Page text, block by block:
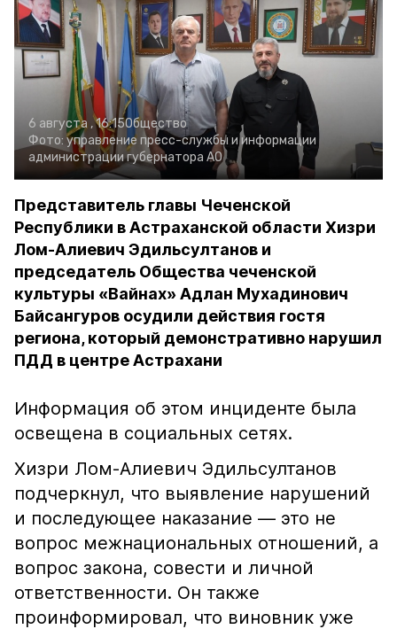
6 августа , 16:15Общество
Фото: управление пресс-службы и информации
администрации губернатора АО
Представитель главы Чеченской
Республики в Астраханской области Хизри
Лом-Алиевич Эдильсултанов и
председатель Общества чеченской
культуры «Вайнах» Адлан Мухадинович
Байсангуров осудили действия гостя
региона, который демонстративно нарушил
ПДД в центре Астрахани
Информация об этом инциденте была
освещена в социальных сетях.
Хизри Лом-Алиевич Эдильсултанов
подчеркнул, что выявление нарушений
и последующее наказание — это не
вопрос межнациональных отношений, а
вопрос закона, совести и личной
ответственности. Он также
проинформировал, что виновник уже